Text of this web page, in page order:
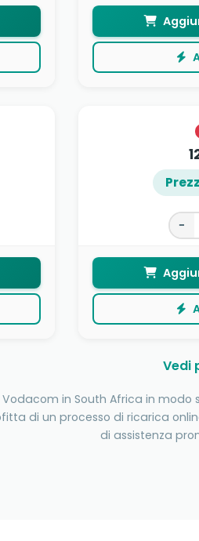
−
Vedi
in South Africa in
di un processo di ricarica
di assistenza